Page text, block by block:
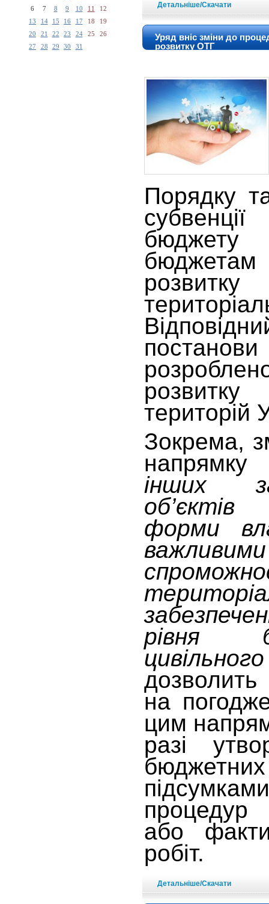
6
7 8 9 10 11
12
13
14 15 16 17 18
19
20
21 22 23 24 25
26
27
28 29 30 31
Детальніше/Скачати
Уряд вніс зміни до
розвитку ОТГ
Порядку
територій
Зокрема,
інших
форми
рівня
на
цим
разі
процедур
або
робіт.
Детальніше/Скачати